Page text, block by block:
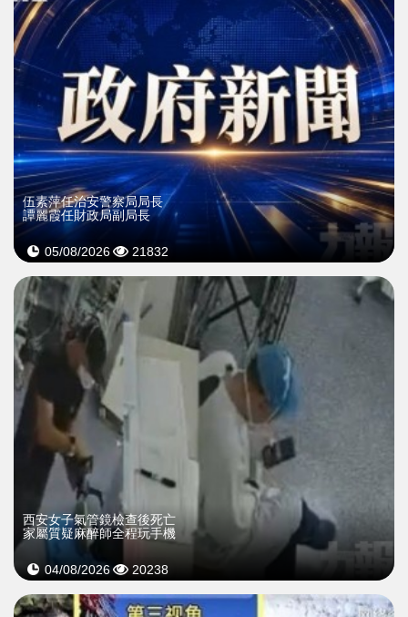
伍素萍任治安警察局局長
譚麗霞任財政局副局長
05/08/2026 21832
西安女子氣管鏡檢查後死亡
家屬質疑麻醉師全程玩手機
04/08/2026 20238